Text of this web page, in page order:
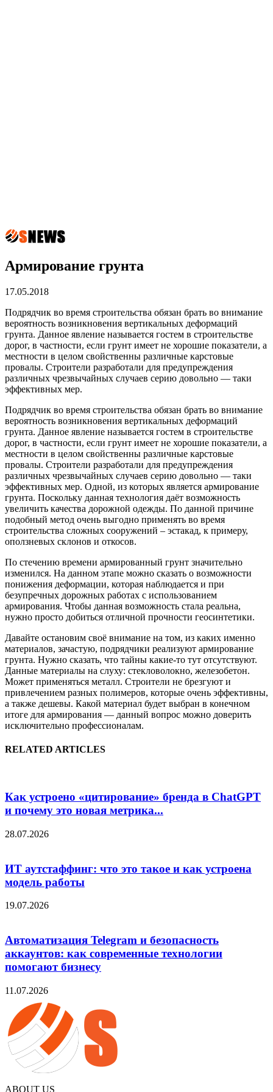
Армирование грунта
17.05.2018
Подрядчик во время строительства обязан брать во внимание
вероятность возникновения вертикальных деформаций
грунта. Данное явление называется гостем в строительстве
дорог, в частности, если грунт имеет не хорошие показатели, а
местности в целом свойственны различные карстовые
провалы. Строители разработали для предупреждения
различных чрезвычайных случаев серию довольно — таки
эффективных мер.
Подрядчик во время строительства обязан брать во внимание
вероятность возникновения вертикальных деформаций
грунта. Данное явление называется гостем в строительстве
дорог, в частности, если грунт имеет не хорошие показатели, а
местности в целом свойственны различные карстовые
провалы. Строители разработали для предупреждения
различных чрезвычайных случаев серию довольно — таки
эффективных мер. Одной, из которых является армирование
грунта. Поскольку данная технология даёт возможность
увеличить качества дорожной одежды. По данной причине
подобный метод очень выгодно применять во время
строительства сложных сооружений – эстакад, к примеру,
оползневых склонов и откосов.
По стечению времени армированный грунт значительно
изменился. На данном этапе можно сказать о возможности
понижения деформации, которая наблюдается и при
безупречных дорожных работах с использованием
армирования. Чтобы данная возможность стала реальна,
нужно просто добиться отличной прочности геосинтетики.
Давайте остановим своё внимание на том, из каких именно
материалов, зачастую, подрядчики реализуют армирование
грунта. Нужно сказать, что тайны какие-то тут отсутствуют.
Данные материалы на слуху: стекловолокно, железобетон.
Может применяться металл. Строители не брезгуют и
привлечением разных полимеров, которые очень эффективны,
а также дешевы. Какой материал будет выбран в конечном
итоге для армирования — данный вопрос можно доверить
исключительно профессионалам.
RELATED ARTICLES
Как устроено «цитирование» бренда в ChatGPT
и почему это новая метрика...
28.07.2026
ИТ аутстаффинг: что это такое и как устроена
модель работы
19.07.2026
Автоматизация Telegram и безопасность
аккаунтов: как современные технологии
помогают бизнесу
11.07.2026
ABOUT US